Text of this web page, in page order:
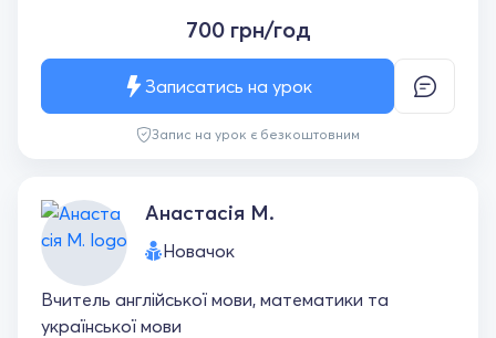
700 грн/год
Запис на урок є безкоштовним
Записатись на урок
Анастасія М.
Новачок
Вчитель англійської мови, математики та
української мови